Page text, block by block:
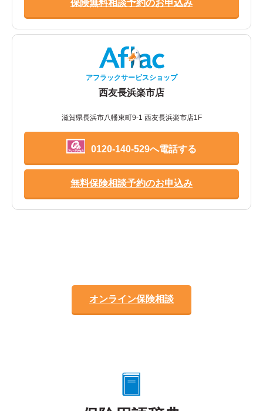
保険無料相談予約のお申込み
アフラックサービスショップ
西友長浜楽市店
滋賀県長浜市八幡東町9-1 西友長浜楽市店1F
0120-140-529へ電話する
無料保険相談予約のお申込み
オンライン保険相談